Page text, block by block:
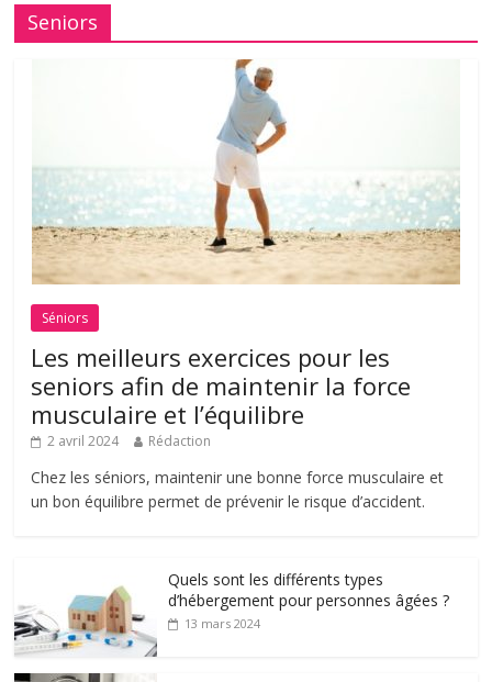
Seniors
Séniors
Les meilleurs exercices pour les
seniors afin de maintenir la force
musculaire et l’équilibre
2 avril 2024 Rédaction
Chez les séniors, maintenir une bonne force musculaire et
un bon équilibre permet de prévenir le risque d’accident.
Quels sont les différents types
d’hébergement pour personnes âgées ?
13 mars 2024